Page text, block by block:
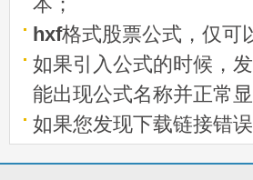
hxf格式股票公式，仅可
如果引入公式的时候，
能出现公式名称并正常
如果您发现下载链接错